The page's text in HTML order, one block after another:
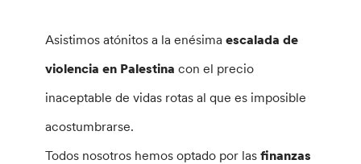
Asistimos atónitos a la enésimaescalada de
violencia en Palestina con el precio
inaceptable de vidas rotas al que es imposible
acostumbrarse.
Todos nosotros hemos optado por las finanzas